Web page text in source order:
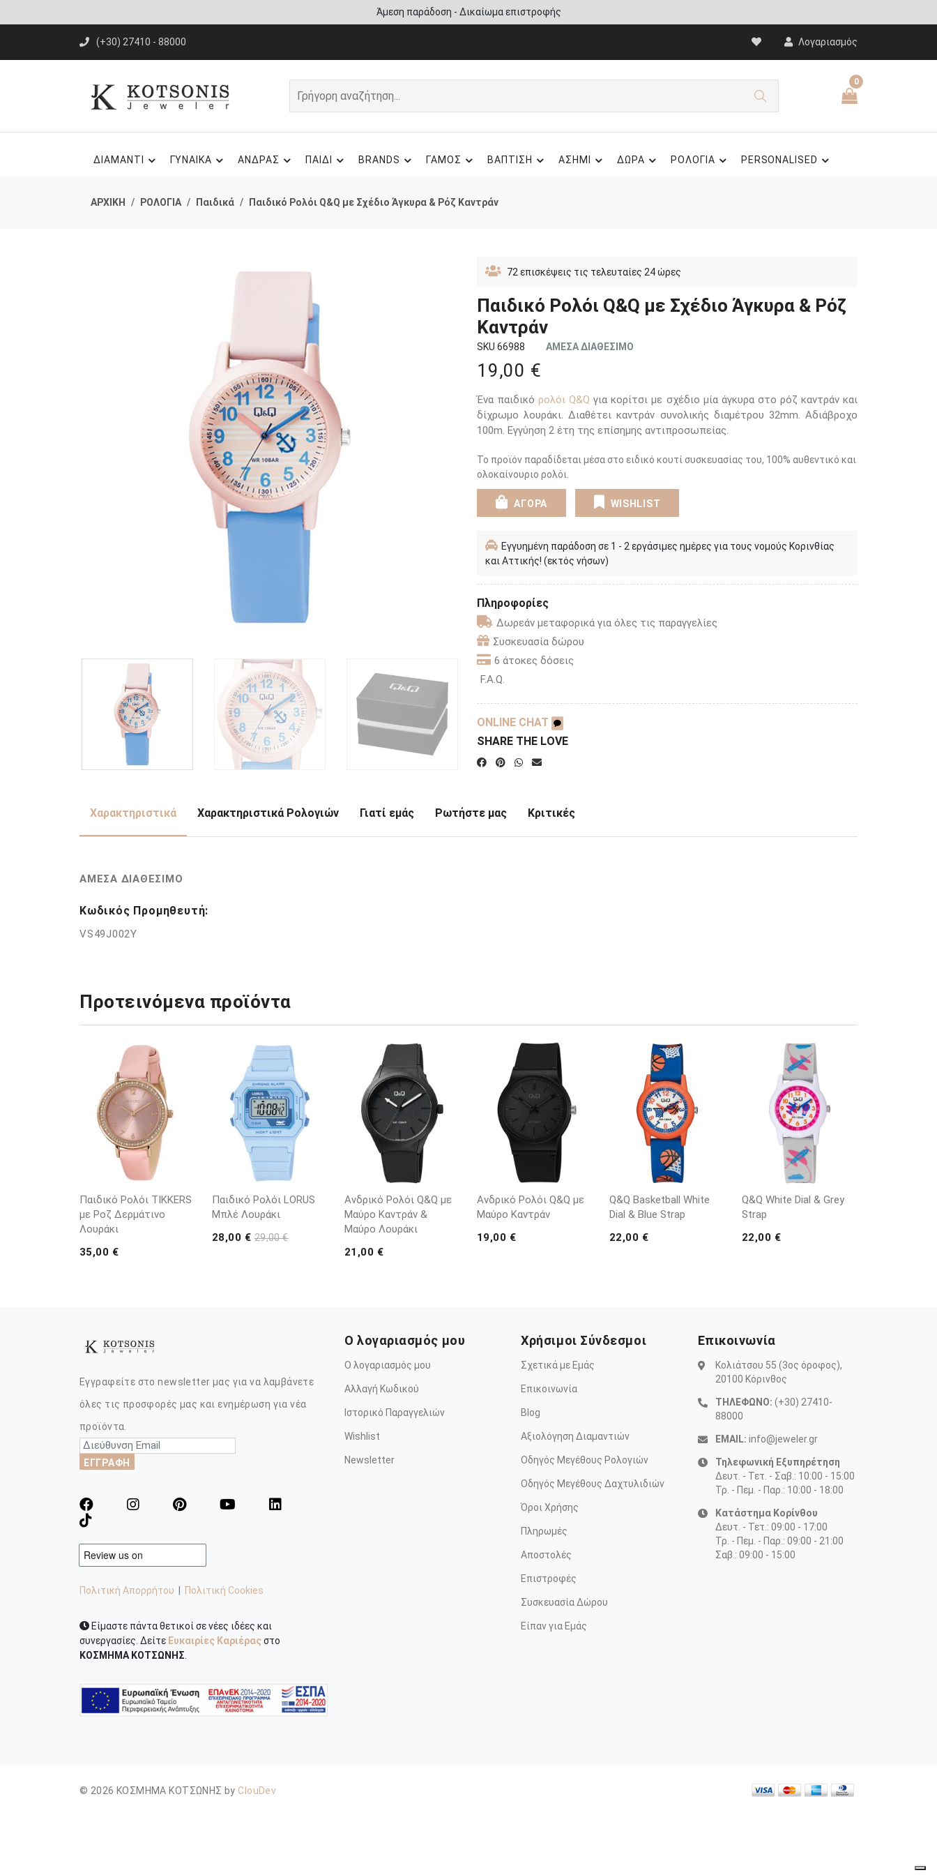
Άμεση παράδοση - Δικαίωμα επιστροφής
(+30) 27410 - 88000 Λογαριασμός
0
ΔΙΑΜΑΝΤΙ ΓΥΝΑΙΚΑ ΑΝΔΡΑΣ ΠΑΙΔΙ BRANDS ΓΑΜΟΣ ΒΑΠΤΙΣΗ ΑΣΗΜΙ ΔΩΡΑ ΡΟΛΟΓΙΑ PERSONALISED
ΑΡΧΙΚΗ ΡΟΛΟΓΙΑ Παιδικά Παιδικό Ρολόι Q&Q με Σχέδιο Άγκυρα & Ρόζ Καντράν
72 επισκέψεις τις τελευταίες 24 ώρες
Παιδικό Ρολόι Q&Q με Σχέδιο Άγκυρα & Ρόζ
Καντράν
SKU 66988 ΑΜΕΣΑ ΔΙΑΘΕΣΙΜΟ
19,00 €
Ένα παιδικόρολόι Q&Q για κορίτσι με σχέδιο μία άγκυρα στο ρόζ καντράν και
δίχρωμο λουράκι. Διαθέτει καντράν συνολικής διαμέτρου 32mm. Αδιάβροχο
100m. Εγγύηση 2 έτη της επίσημης αντιπροσωπείας.
Το προϊόν παραδίδεται μέσα στο ειδικό κουτί συσκευασίας του, 100% αυθεντικό και
ολοκαίνουριο ρολόι.
ΑΓΟΡΑ WISHLIST
Εγγυημένη παράδοση σε 1 - 2 εργάσιμες ημέρες για τους νομούς Κορινθίας
και Αττικής! (εκτός νήσων)
Πληροφορίες
Δωρεάν μεταφορικά για όλες τις παραγγελίες
Συσκευασία δώρου
6 άτοκες δόσεις
F.A.Q.
ONLINE CHAT
SHARE THE LOVE
Χαρακτηριστικά Χαρακτηριστικά Ρολογιών Γιατί εμάς Ρωτήστε μας Κριτικές
ΑΜΕΣΑ ΔΙΑΘΕΣΙΜΟ
Κωδικός Προμηθευτή:
VS49J002Y
Προτεινόμενα προϊόντα
Παιδικό Ρολόι TIKKERS
με Ροζ Δερμάτινο
Λουράκι
35,00 €
Παιδικό Ρολόι LORUS
Μπλέ Λουράκι
28,00 €29,00 €
Ανδρικό Ρολόι Q&Q με
Μαύρο Καντράν &
Μαύρο Λουράκι
21,00 €
Ανδρικό Ρολόι Q&Q με
Μαύρο Καντράν
19,00 €
Q&Q Basketball White
Dial & Blue Strap
22,00 €
Q&Q White Dial & Grey
Strap
22,00 €
Εγγραφείτε στο newsletter μας για να λαμβάνετε
όλες τις προσφορές μας και ενημέρωση για νέα
προϊόντα.
ΕΓΓΡΑΦΗ
Πολιτική Απορρήτου Πολιτική Cookies
Είμαστε πάντα θετικοί σε νέες ιδέες και
συνεργασίες. Δείτε Ευκαιρίες Καριέραςστο
ΚΟΣΜΗΜΑ ΚΟΤΣΩΝΗΣ
Ο λογαριασμός μου
Ο λογαριασμός μου
Αλλαγή Κωδικού
Ιστορικό Παραγγελιών
Wishlist
Newsletter
Χρήσιμοι Σύνδεσμοι
Σχετικά με Εμάς
Επικοινωνία
Blog
Αξιολόγηση Διαμαντιών
Οδηγός Μεγέθους Ρολογιών
Οδηγός Μεγέθους Δαχτυλιδιών
Όροι Χρήσης
Πληρωμές
Αποστολές
Επιστροφές
Συσκευασία Δώρου
Είπαν για Εμάς
Επικοινωνία
Κολιάτσου 55 (3ος όροφος),
20100 Κόρινθος
ΤΗΛΕΦΩΝΟ: (+30) 27410-
88000
EMAIL: info@jeweler.gr
Τηλεφωνική Εξυπηρέτηση
Δευτ. - Τετ. - Σαβ.: 10:00 - 15:00
Τρ. - Πεμ. - Παρ.: 10:00 - 18:00
Κατάστημα Κορίνθου
Δευτ. - Τετ.: 09:00 - 17:00
Τρ. - Πεμ. - Παρ.: 09:00 - 21:00
Σαβ.: 09:00 - 15:00
© 2026 ΚΟΣΜΗΜΑ ΚΟΤΣΩΝΗΣ by ClouDev